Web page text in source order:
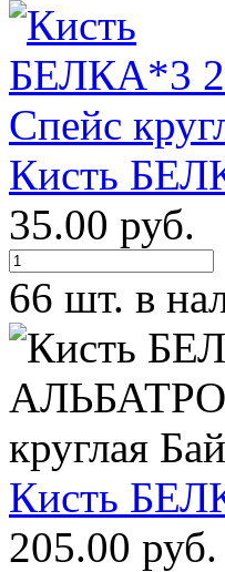
Кисть
35.00 руб.
66 шт. в
Кисть
205.00 руб.